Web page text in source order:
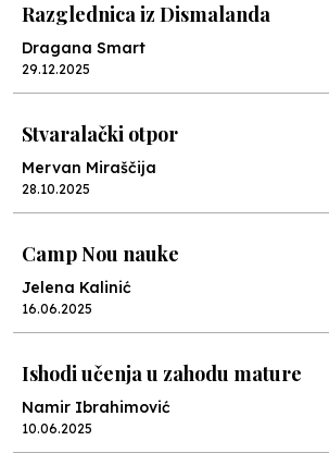
Razglednica iz Dismalanda
Dragana Smart
29.12.2025
Stvaralački otpor
Mervan Miraščija
28.10.2025
Camp Nou nauke
Jelena Kalinić
16.06.2025
Ishodi učenja u zahodu mature
Namir Ibrahimović
10.06.2025